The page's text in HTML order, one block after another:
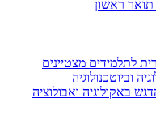
תואר ראשון
לתלמידים מצטיינים
וביוטכנולוגיה
באקולוגיה ואבולוציה